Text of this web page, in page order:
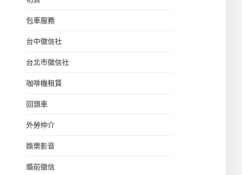
包車服務
台中徵信社
台北市徵信社
咖啡機租賃
回頭車
外勞仲介
娛樂影音
婚前徵信